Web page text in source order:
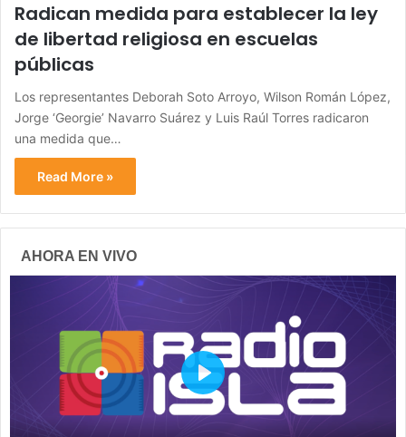
Radican medida para establecer la ley
de libertad religiosa en escuelas
públicas
Los representantes Deborah Soto Arroyo, Wilson Román López,
Jorge ‘Georgie’ Navarro Suárez y Luis Raúl Torres radicaron
una medida que…
Read More »
AHORA EN VIVO
P